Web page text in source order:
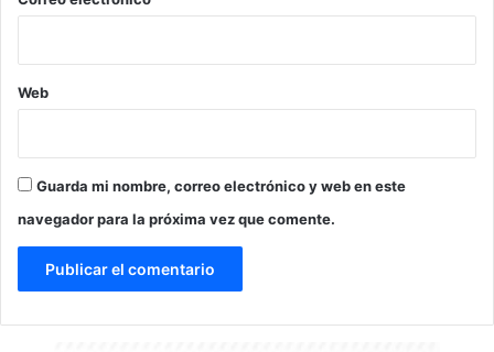
Web
Guarda mi nombre, correo electrónico y web en este
navegador para la próxima vez que comente.